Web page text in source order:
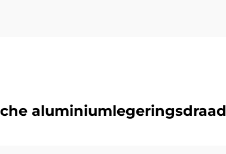
aluminiumlegeringsdraad